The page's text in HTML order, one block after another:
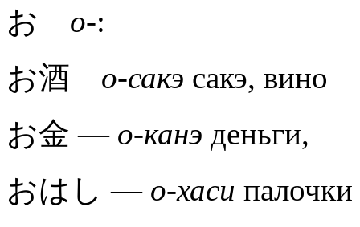
お о-:
お酒 о-сакэ сакэ, вино
お金 — о-канэ деньги,
おはし — о-хаси